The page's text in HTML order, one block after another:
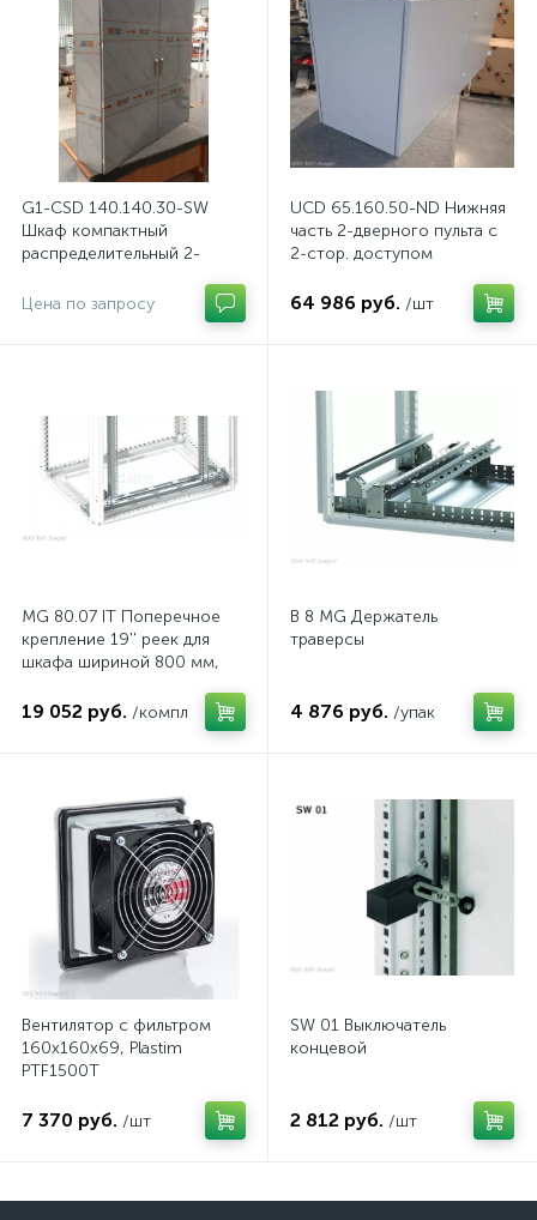
G1-CSD 140.140.30-SW
Шкаф компактный
распределительный 2-
стали, с перемычкой
Цена по запросу
UCD 65.160.50-ND Нижняя
часть 2-дверного пульта с
2-стор. доступом
64 986 руб. /шт
MG 80.07 IT Поперечное
крепление 19'' реек для
шкафа шириной 800 мм,
19 052 руб. /компл
B 8 MG Держатель
траверсы
4 876 руб. /упак
Вентилятор с фильтром
160x160x69, Plastim
PTF1500T
7 370 руб. /шт
SW 01 Выключатель
концевой
2 812 руб. /шт